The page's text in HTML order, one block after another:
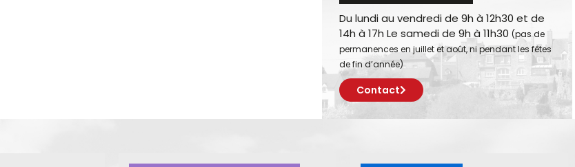
Du lundi au vendredi de 9h à 12h30 et de
14h à 17h Le samedi de 9h à 11h30 (pas de
permanences en juillet et août, ni pendant les fêtes
de fin d’année)
Contact